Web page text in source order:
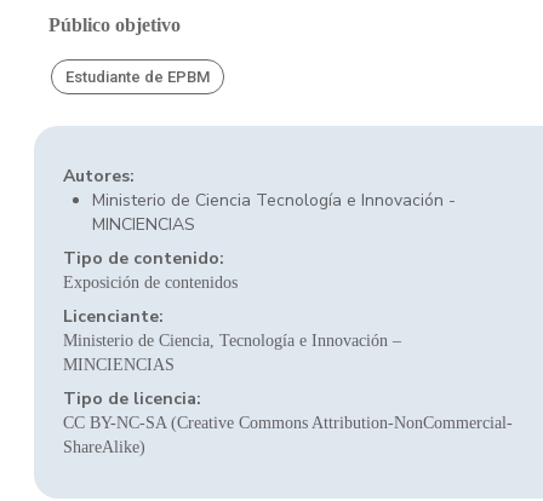
Público objetivo
Estudiante de EPBM
Autores:
Ministerio de Ciencia Tecnología e Innovación -
MINCIENCIAS
Tipo de contenido:
Exposición de contenidos
Licenciante:
Ministerio de Ciencia, Tecnología e Innovación –
MINCIENCIAS
Tipo de licencia:
CC BY-NC-SA (Creative Commons Attribution-NonCommercial-
ShareAlike)